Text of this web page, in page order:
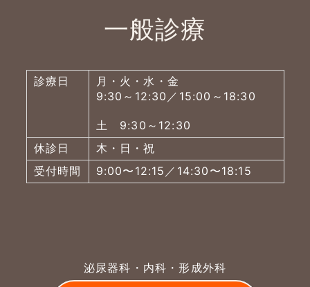
一般診療
診療日
月・火・水・金
9:30～12:30／15:00～18:30
土 9:30～12:30
休診日
木・日・祝
受付時間
9:00〜12:15／14:30〜18:15
泌尿器科・内科・形成外科